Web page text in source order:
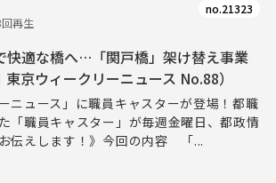
再生
no.21323
快適な橋へ…「関戸橋」架け替え事業
東京ウィークリーニュース No.88）
ニュース」に職員キャスターが登場！都職
「職員キャスター」が毎週金曜日、都政情
伝えします！》今回の内容 「...